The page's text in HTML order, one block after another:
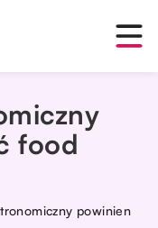
food
powinien